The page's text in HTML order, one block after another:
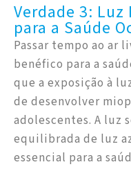
Verdade 3:
para a Saúde
Passar tempo ao ar
benéfico para a
que a exposição à
de desenvolver
adolescentes. A luz
equilibrada de luz
essencial para a